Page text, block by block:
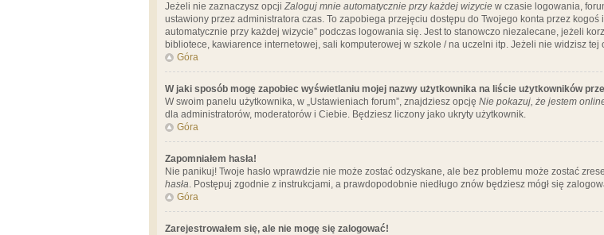
Jeżeli nie zaznaczysz opcji Zaloguj mnie automatycznie przy każdej wizycie w czasie logowania,
ustawiony przez administratora czas. To zapobiega przejęciu dostępu do Twojego konta przez
automatycznie przy każdej wizycie” podczas logowania się. Jest to stanowczo niezalecane, jeżeli
bibliotece, kawiarence internetowej, sali komputerowej w szkole / na uczelni itp. Jeżeli nie widzisz tej
Góra
W jaki sposób mogę zapobiec wyświetlaniu mojej nazwy użytkownika na liście użytkowników
W swoim panelu użytkownika, w „Ustawieniach forum”, znajdziesz opcję Nie pokazuj, że jestem
dla administratorów, moderatorów i Ciebie. Będziesz liczony jako ukryty użytkownik.
Góra
Zapomniałem hasła!
Nie panikuj! Twoje hasło wprawdzie nie może zostać odzyskane, ale bez problemu może zostać
hasła. Postępuj zgodnie z instrukcjami, a prawdopodobnie niedługo znów będziesz mógł się
Góra
Zarejestrowałem się, ale nie mogę się zalogować!